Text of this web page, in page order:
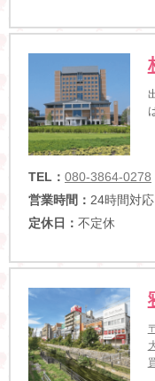
TEL： 080-3864-0278
営業時間： 24時間対応
定休日： 不定休